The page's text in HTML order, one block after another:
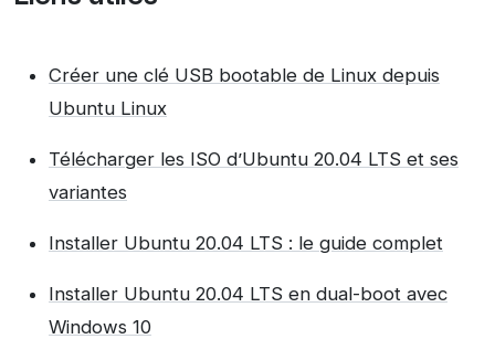
Créer une clé USB bootable de Linux depuis
Ubuntu Linux
Télécharger les ISO d’Ubuntu 20.04 LTS et ses
variantes
Installer Ubuntu 20.04 LTS : le guide complet
Installer Ubuntu 20.04 LTS en dual-boot avec
Windows 10